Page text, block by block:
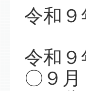
令和
令和
〇９